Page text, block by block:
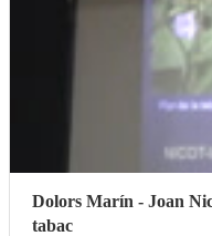
Dolors Marín - Joan
tabac